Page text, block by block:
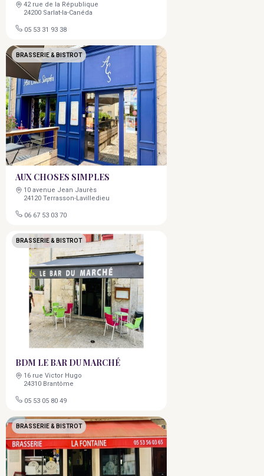
42 rue de la République
24200 Sarlat-la-Canéda
05 53 31 93 38
AUX CHOSES SIMPLES
10 avenue Jean Jaurès
24120 Terrasson-Lavilledieu
06 67 53 03 70
BRASSERIE & BISTROT
BDM LE BAR DU MARCHÉ
16 rue Victor Hugo
24310 Brantôme
05 53 05 80 49
BRASSERIE & BISTROT
BRASSERIE & BISTROT